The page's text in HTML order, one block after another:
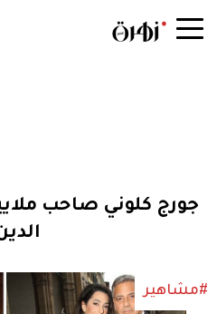
جورج كلوني صاحب
#مشاهير